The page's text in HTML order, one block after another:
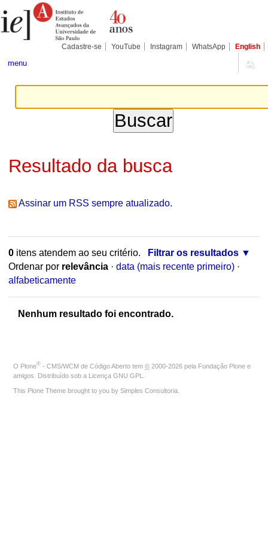
para
conteúdo.
Pessoais
Cadastre-se YouTube Instagram WhatsApp English
menu
Resultado da busca
Assinar um RSS sempre atualizado.
0itens atendem ao seu critério.
Filtrar os resultados
Ordenar por relevância · data (mais recente primeiro) ·
alfabeticamente
Nenhum resultado foi encontrado.
O Plone® - CMS/WCM de Código Aberto tem © 2000-2026 pela Fundação Plone e
amigos. Distribuído sob a Licença GNU GPL
This Plone Theme brought to you by Simples Consultoria